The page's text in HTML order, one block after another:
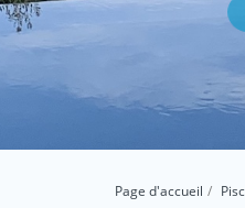
Page d'accueil